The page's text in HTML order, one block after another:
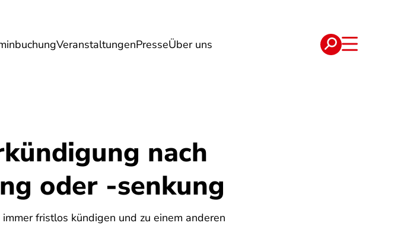
VeranstaltungenPresseÜber uns
Energie Reise Verträge
nach
oder -senkung
fristlos kündigen und zu einem anderen